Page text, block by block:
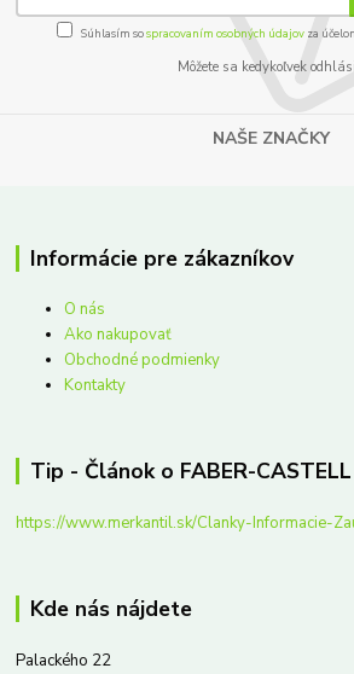
Súhlasím sospracovaním osobných údajov za
Môžete sa kedykoľvek
NAŠE ZNAČKY
Informácie pre zákazníkov
O nás
Ako nakupovať
Obchodné podmienky
Kontakty
Tip - Článok o FABER-
https://www.merkantil.sk/Clanky-Informacie-
Kde nás nájdete
Palackého 22